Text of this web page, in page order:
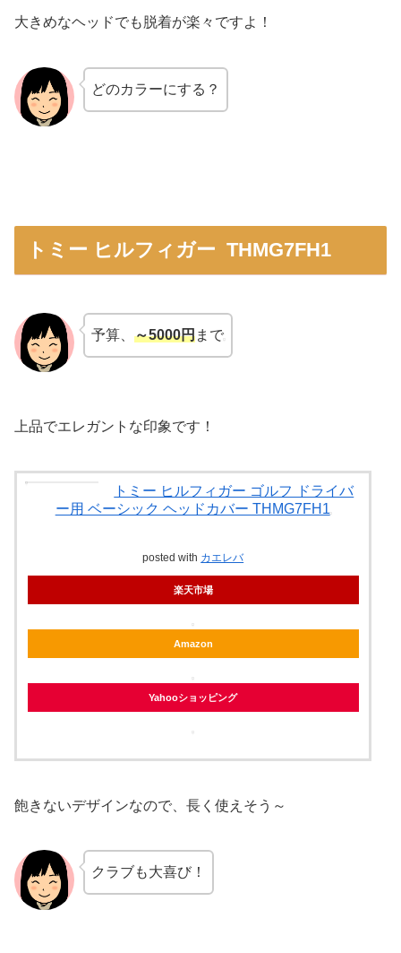
大きめなヘッドでも脱着が楽々ですよ！
どのカラーにする？
トミー ヒルフィガー THMG7FH1
予算、 ～5000円まで
上品でエレガントな印象です！
トミー ヒルフィガー ゴルフ ドライバ
ー用 ベーシック ヘッドカバー THMG7FH1
posted with カエレバ
楽天市場
Amazon
Yahooショッピング
飽きないデザインなので、長く使えそう～
クラブも大喜び！